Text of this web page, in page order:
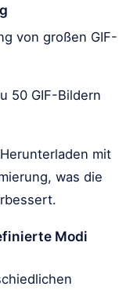
von großen GIF-
50 GIF-Bildern
mit
was die
Modi